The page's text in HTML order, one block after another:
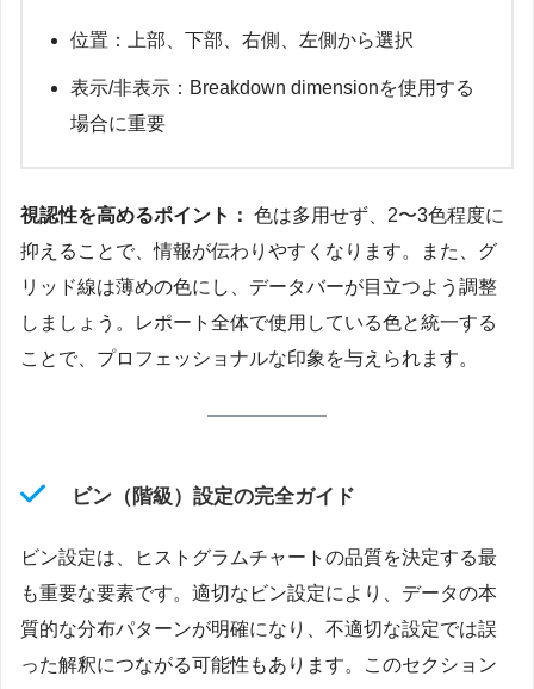
位置：上部、下部、右側、左側から選択
表示/非表示：Breakdown dimensionを使用する
場合に重要
視認性を高めるポイント： 色は多用せず、2〜3色程度に
抑えることで、情報が伝わりやすくなります。また、グ
リッド線は薄めの色にし、データバーが目立つよう調整
しましょう。レポート全体で使用している色と統一する
ことで、プロフェッショナルな印象を与えられます。
ビン（階級）設定の完全ガイド
ビン設定は、ヒストグラムチャートの品質を決定する最
も重要な要素です。適切なビン設定により、データの本
質的な分布パターンが明確になり、不適切な設定では誤
った解釈につながる可能性もあります。このセクション